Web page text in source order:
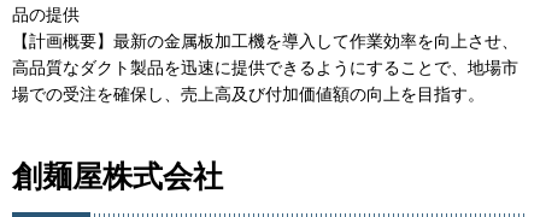
品の提供
【計画概要】最新の金属板加工機を導入して作業効率を向上させ、
高品質なダクト製品を迅速に提供できるようにすることで、地場市
場での受注を確保し、売上高及び付加価値額の向上を目指す。
創麺屋株式会社